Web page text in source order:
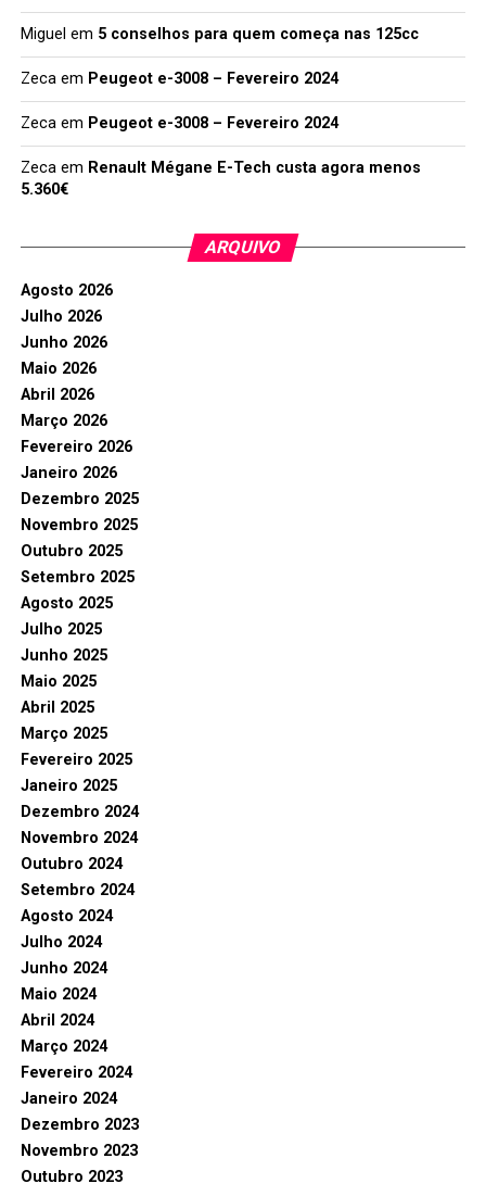
Miguel em 5 conselhos para quem começa nas 125cc
Zecaem Peugeot e-3008 – Fevereiro 2024
Zecaem Peugeot e-3008 – Fevereiro 2024
Zecaem Renault Mégane E-Tech custa agora menos
5.360€
ARQUIVO
Agosto 2026
Julho 2026
Junho 2026
Maio 2026
Abril 2026
Março 2026
Fevereiro 2026
Janeiro 2026
Dezembro 2025
Novembro 2025
Outubro 2025
Setembro 2025
Agosto 2025
Julho 2025
Junho 2025
Maio 2025
Abril 2025
Março 2025
Fevereiro 2025
Janeiro 2025
Dezembro 2024
Novembro 2024
Outubro 2024
Setembro 2024
Agosto 2024
Julho 2024
Junho 2024
Maio 2024
Abril 2024
Março 2024
Fevereiro 2024
Janeiro 2024
Dezembro 2023
Novembro 2023
Outubro 2023